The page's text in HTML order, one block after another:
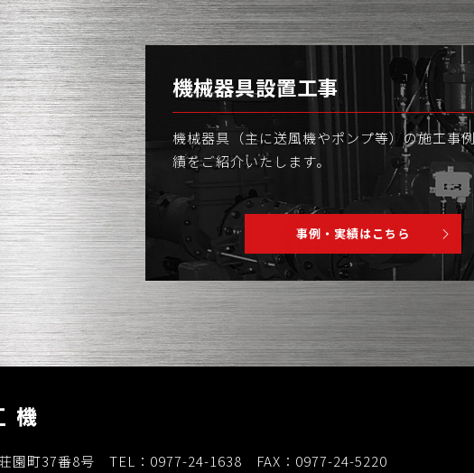
機械器具設置工事
機械器具（主に送風機やポンプ等）の施工事
績をご紹介いたします。
事例・実績はこちら
園町37番8号 TEL：0977-24-1638 FAX：0977-24-5220